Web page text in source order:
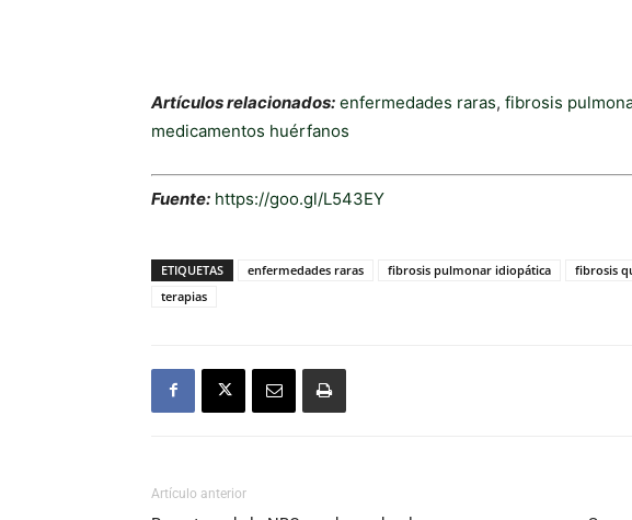
Artículos relacionados: enfermedades raras, fibrosis
medicamentos huérfanos
Fuente: https://goo.gl/L543EY
ETIQUETAS enfermedades raras fibrosis pulmonar idiopática fibrosis
terapias
Artículo anterior